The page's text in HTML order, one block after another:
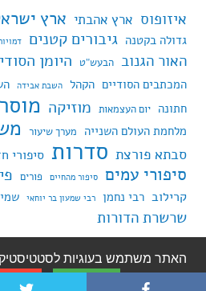
איזופוס ארץ אהבתי ארץ
גדולה בקטנה גיבורים קטנים
האור הגנוב הבעש"ט היומן הסודי
המכתבים הסודיים הקהל השבת אבידה
חתונה יום העצמאות מוזיקה
מלחמת העולם השנייה מערך שיעור
סבתא פורצת סדרות סיפורי
סיפורי עמים
סיפור מהחיים פורים
קרילוב רבי נחמן רבי שמעון בר יוחאי
שרשרת הדורות
פועל על WordPress |ערכת עיצוב: Edin של
האתר משתמש בעוגיות
צד שלישי.
לא